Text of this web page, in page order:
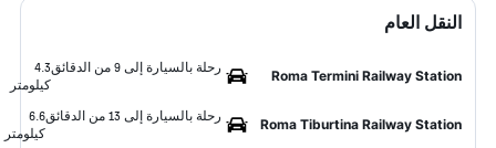
النقل العام
Roma Termini Railway Station
رحلة بالسيارة إلى 9 من الدقائق
4.3
كيلومتر
Roma Tiburtina Railway Station
رحلة بالسيارة إلى 13 من الدقائق
6.6
كيلومتر